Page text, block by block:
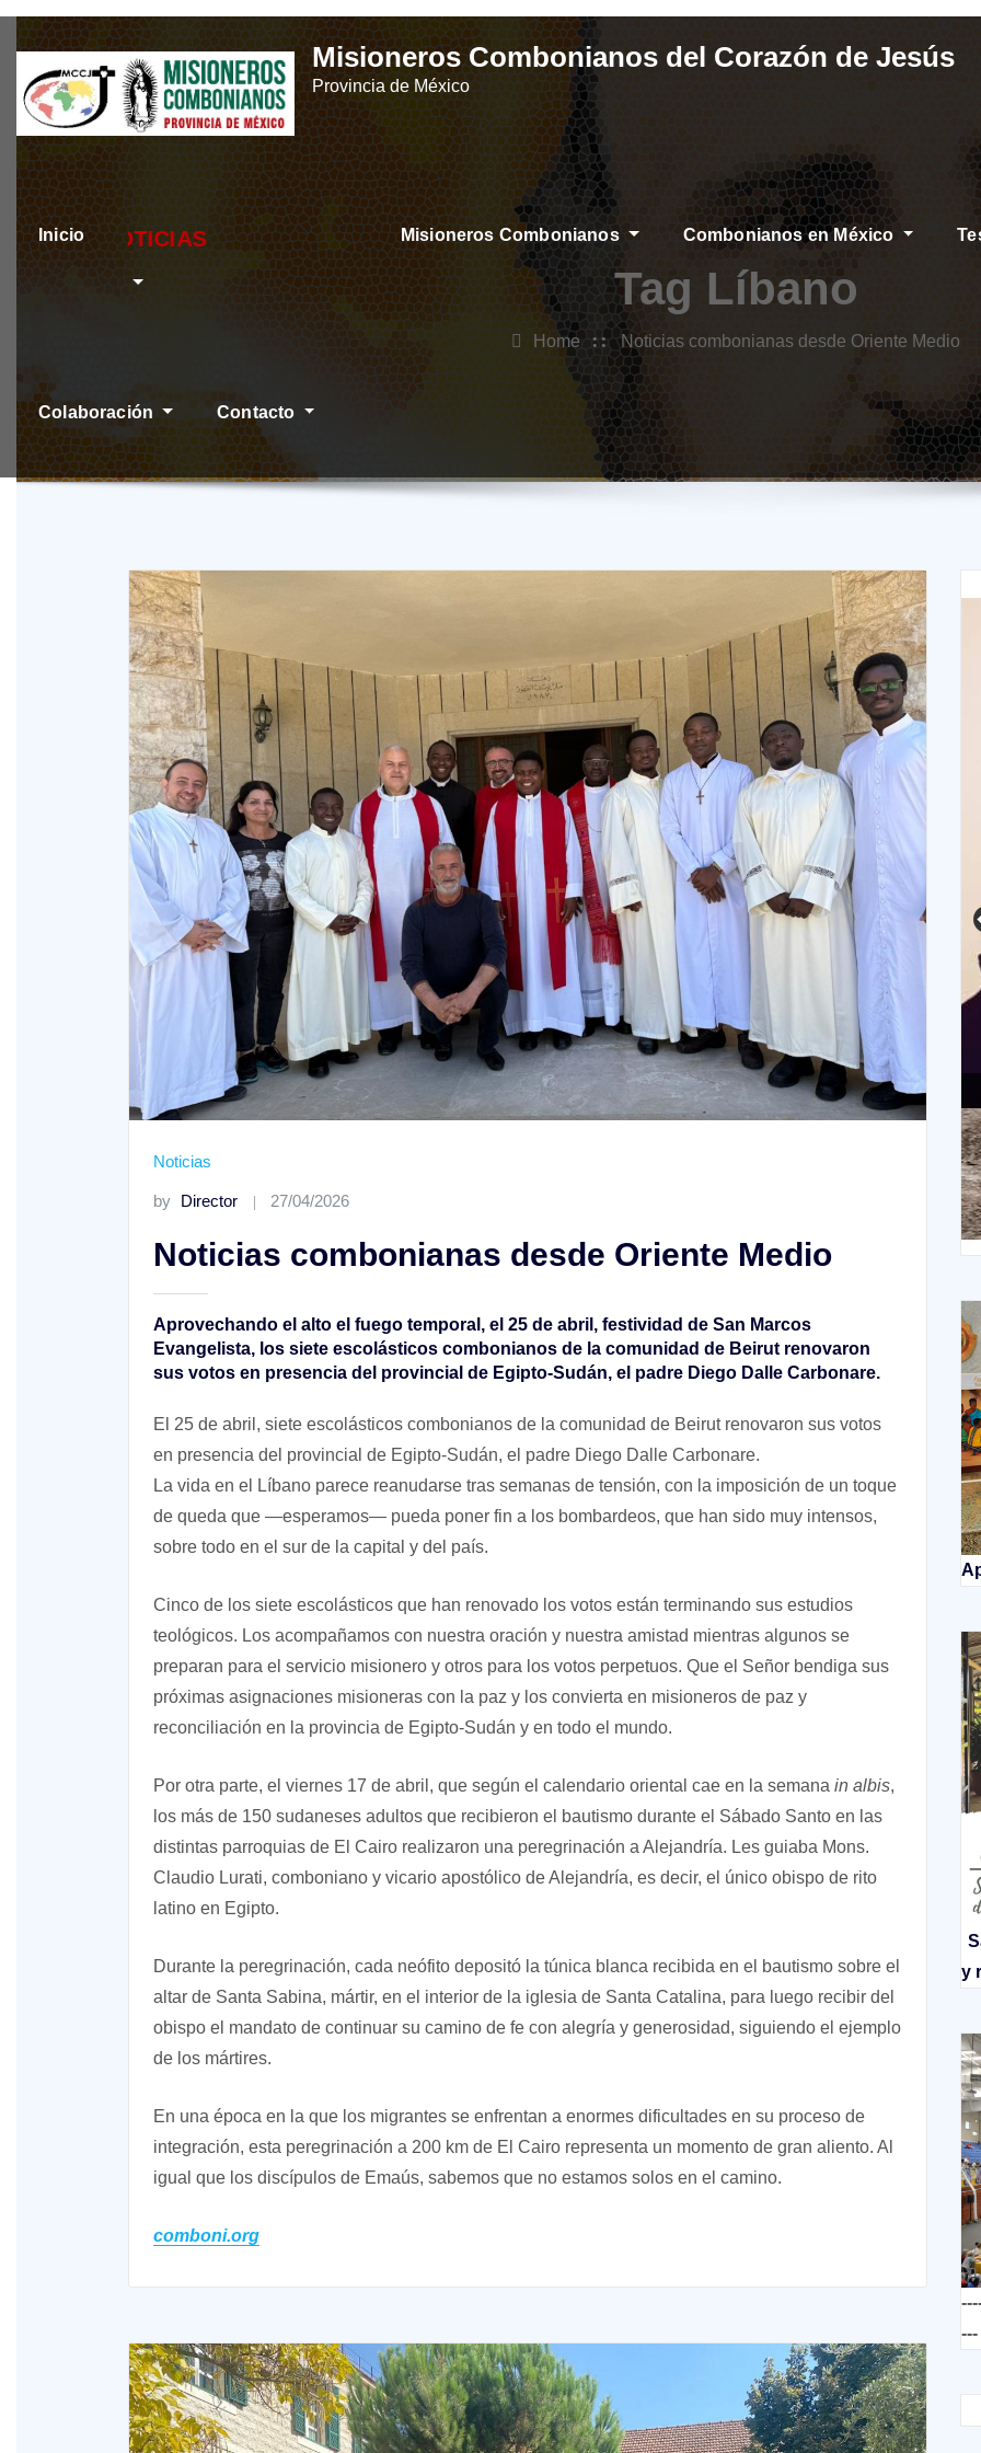
Skip
content
Misioneros Combonianos del Corazón de Jesús
Provincia de México
Inicio ÚLTIMAS NOTICIAS
Misioneros Combonianos Combonianos en México
Colaboración Contacto
Tag Líbano
Home Noticias combonianas desde Oriente Medio
Noticias
by Director 27/04/2026
Noticias combonianas desde Oriente Medio
Aprovechando el alto el fuego temporal, el 25 de abril, festividad de San Marcos
Evangelista, los siete escolásticos combonianos de la comunidad de Beirut renovaron
sus votos en presencia del provincial de Egipto-Sudán, el padre Diego Dalle Carbonare.
El 25 de abril, siete escolásticos combonianos de la comunidad de Beirut renovaron sus votos
en presencia del provincial de Egipto-Sudán, el padre Diego Dalle Carbonare.
La vida en el Líbano parece reanudarse tras semanas de tensión, con la imposición de un toque
de queda que —esperamos— pueda poner fin a los bombardeos, que han sido muy intensos,
sobre todo en el sur de la capital y del país.
Cinco de los siete escolásticos que han renovado los votos están terminando sus estudios
teológicos. Los acompañamos con nuestra oración y nuestra amistad mientras algunos se
preparan para el servicio misionero y otros para los votos perpetuos. Que el Señor bendiga sus
próximas asignaciones misioneras con la paz y los convierta en misioneros de paz y
reconciliación en la provincia de Egipto-Sudán y en todo el mundo.
Por otra parte, el viernes 17 de abril, que según el calendario oriental cae en la semana in albis,
los más de 150 sudaneses adultos que recibieron el bautismo durante el Sábado Santo en las
distintas parroquias de El Cairo realizaron una peregrinación a Alejandría. Les guiaba Mons.
Claudio Lurati, comboniano y vicario apostólico de Alejandría, es decir, el único obispo de rito
latino en Egipto.
Durante la peregrinación, cada neófito depositó la túnica blanca recibida en el bautismo sobre el
altar de Santa Sabina, mártir, en el interior de la iglesia de Santa Catalina, para luego recibir del
obispo el mandato de continuar su camino de fe con alegría y generosidad, siguiendo el ejemplo
de los mártires.
En una época en la que los migrantes se enfrentan a enormes dificultades en su proceso de
integración, esta peregrinación a 200 km de El Cairo representa un momento de gran aliento. Al
igual que los discípulos de Emaús, sabemos que no estamos solos en el camino.
comboni.org
XIII Domingo ordinario. Año A
y
---